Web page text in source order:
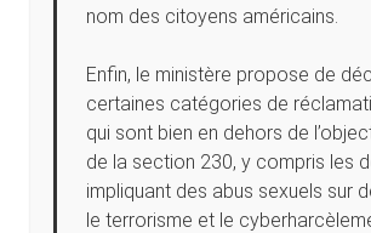
nom des citoyens américains.
Enfin, le ministère propose de
certaines catégories de
qui sont bien en dehors de
de la section 230, y compris les
impliquant des abus sexuels sur
le terrorisme et le